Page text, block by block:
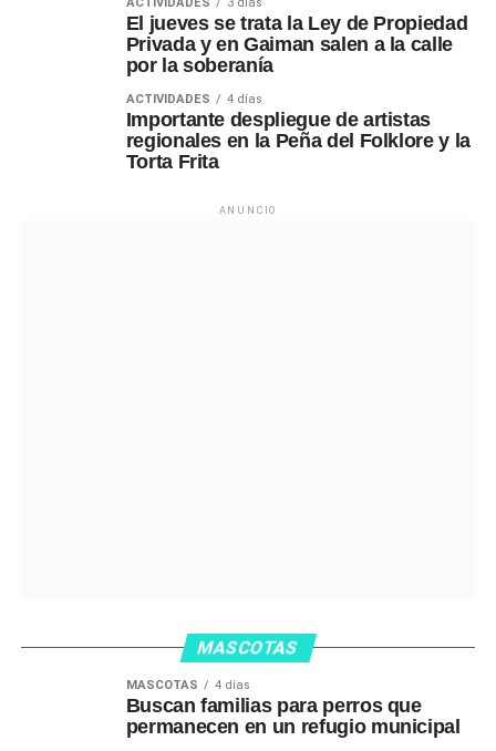
ACTIVIDADES 3 días
El jueves se trata la Ley de Propiedad
Privada y en Gaiman salen a la calle
por la soberanía
ACTIVIDADES 4 días
Importante despliegue de artistas
regionales en la Peña del Folklore y la
Torta Frita
ANUNCIO
MASCOTAS
MASCOTAS 4 días
Buscan familias para perros que
permanecen en un refugio municipal